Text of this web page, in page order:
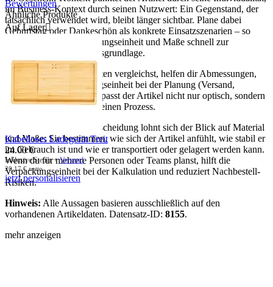
im Business-Kontext durch seinen Nutzwert: Ein Gegenstand, der
tatsächlich verwendet wird, bleibt länger sichtbar. Plane dabei
Geburtstag oder Dankeschön als konkrete Einsatzszenarien – so
werden Menge, Verpackungseinheit und Maße schnell zur
hilfreichen Entscheidungsgrundlage.
Wenn du mehrere Varianten vergleichst, helfen dir Abmessungen,
Gewicht und Verpackungseinheit bei der Planung (Versand,
Lagerung, Ausgabe). So passt der Artikel nicht nur optisch, sondern
auch organisatorisch in deinen Prozess.
Für eine sichere Kaufentscheidung lohnt sich der Blick auf Material
und Maße: Sie bestimmen, wie sich der Artikel anfühlt, wie stabil er
im Gebrauch ist und wie er transportiert oder gelagert werden kann.
Wenn du für mehrere Personen oder Teams planst, hilft die
Verpackungseinheit bei der Kalkulation und reduziert Nachbestell-
Risiken.
Hinweis: Alle Aussagen basieren ausschließlich auf den
vorhandenen Artikeldaten. Datensatz-ID: 8155.
mehr anzeigen
Bewertungen
Ähnliche Produkte
Auf Lager
Kabelloses Ladegerät Treit
24.00 €
Inklusive Steuer +Versand
20.17 € netto
jetzt personalisieren